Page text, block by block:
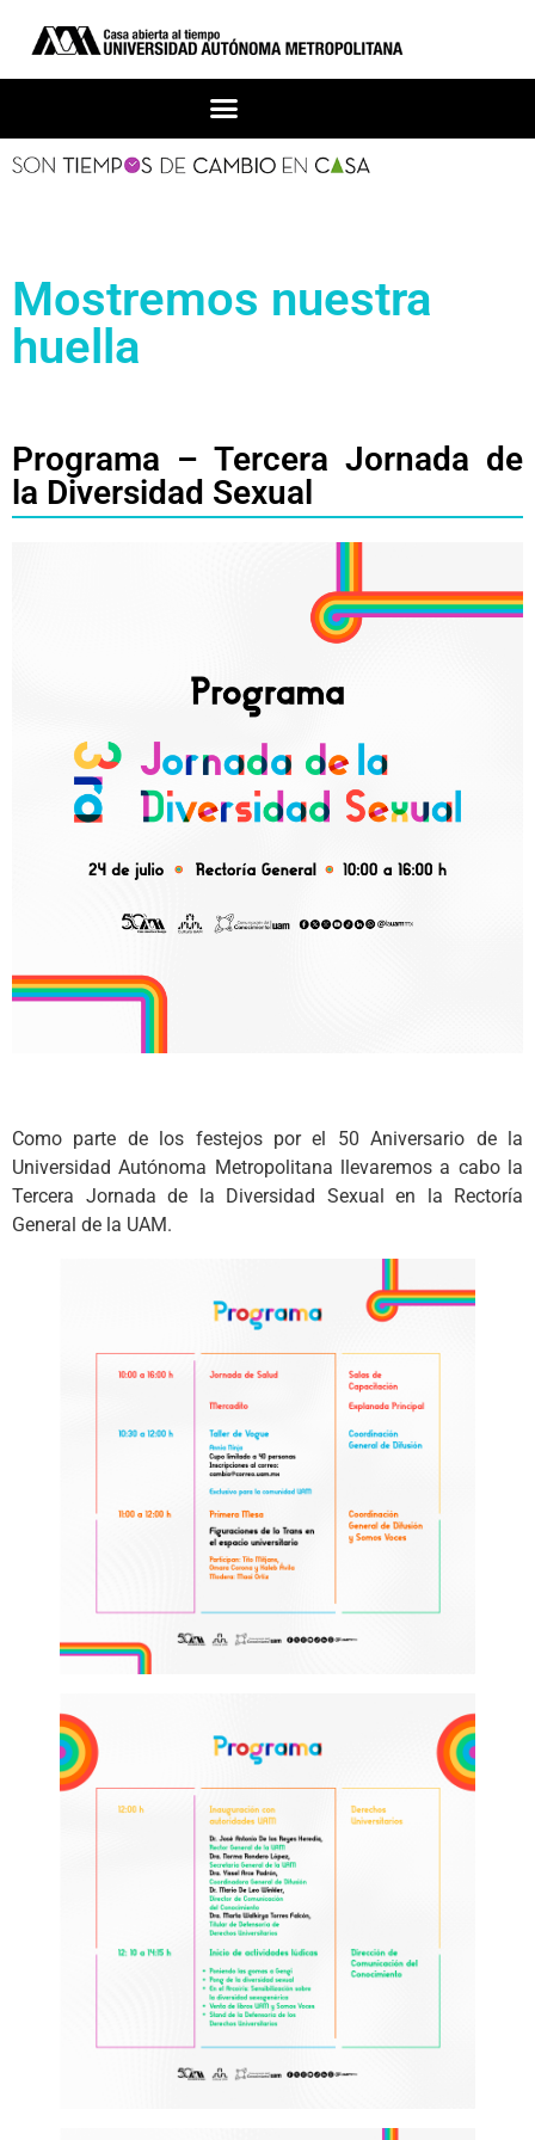
Mostremos nuestra
huella
Programa – Tercera Jornada de
la Diversidad Sexual
Como parte de los festejos por el 50 Aniversario de la
Universidad Autónoma Metropolitana llevaremos a cabo la
Tercera Jornada de la Diversidad Sexual en la Rectoría
General de la UAM.